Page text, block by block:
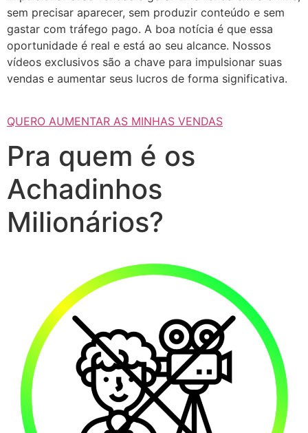
sem precisar aparecer, sem produzir conteúdo e sem
gastar com tráfego pago. A boa notícia é que essa
oportunidade é real e está ao seu alcance. Nossos
vídeos exclusivos são a chave para impulsionar suas
vendas e aumentar seus lucros de forma significativa.
QUERO AUMENTAR AS MINHAS VENDAS
Pra quem é os
Achadinhos
Milionários?